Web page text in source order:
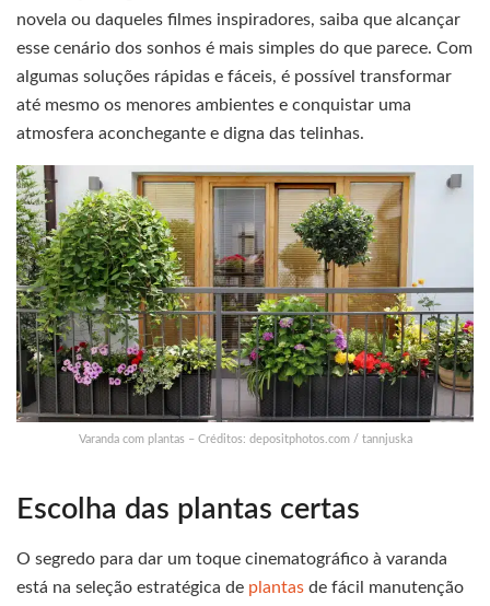
novela ou daqueles filmes inspiradores, saiba que alcançar
esse cenário dos sonhos é mais simples do que parece. Com
algumas soluções rápidas e fáceis, é possível transformar
até mesmo os menores ambientes e conquistar uma
atmosfera aconchegante e digna das telinhas.
Varanda com plantas – Créditos: depositphotos.com / tannjuska
Escolha das plantas certas
O segredo para dar um toque cinematográfico à varanda
está na seleção estratégica de plantas de fácil manutenção